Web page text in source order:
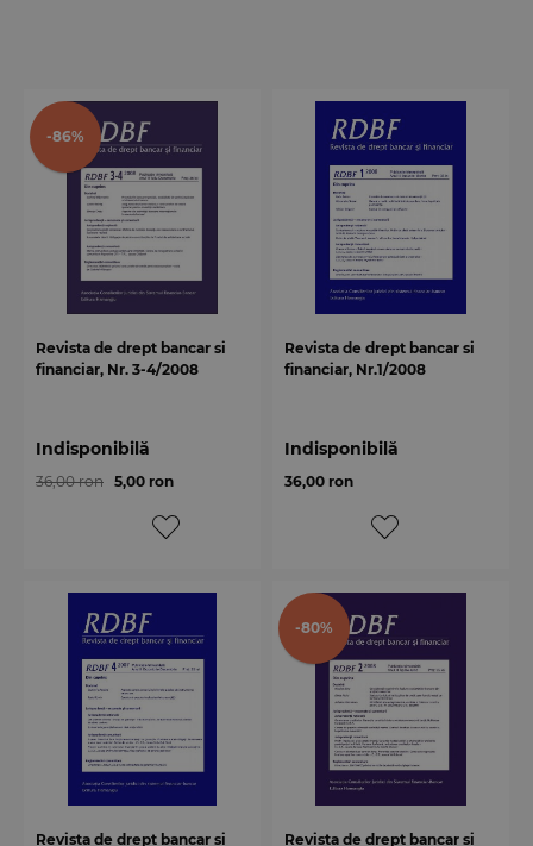
-86%
Revista de drept bancar si
financiar, Nr. 3-4/2008
Indisponibilă
36,00 ron 5,00 ron
Revista de drept bancar si
financiar, Nr.1/2008
Indisponibilă
36,00 ron
Revista de drept bancar si
-80%
Revista de drept bancar si